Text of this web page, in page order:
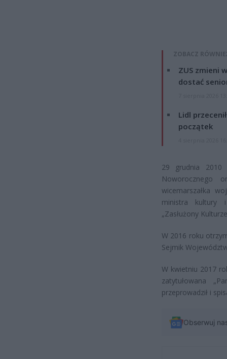
ZOBACZ
ZUS zmieni
dostać
Lidl
początek
29 grudnia 2010
Noworocznego
wicemarszałka
ministra kultury
„Zasłużony
W 2016 roku
Sejmik
W kwietniu 2017
zatytułowana
przeprowadził i
Obserwuj